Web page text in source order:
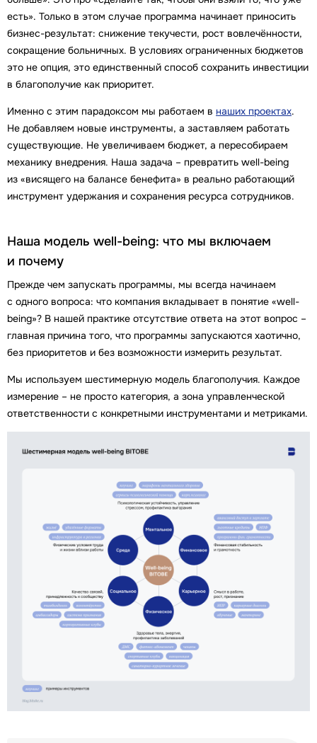
есть». Только в этом случае программа начинает приносить
бизнес-результат: снижение текучести, рост вовлечённости,
сокращение больничных. В условиях ограниченных бюджетов
это не опция, это единственный способ сохранить инвестиции
в благополучие как приоритет.
Именно с этим парадоксом мы работаем в наших проектах.
Не добавляем новые инструменты, а заставляем работать
существующие. Не увеличиваем бюджет, а пересобираем
механику внедрения. Наша задача – превратить well-being
из «висящего на балансе бенефита» в реально работающий
инструмент удержания и сохранения ресурса сотрудников.
Наша модель well-being: что мы включаем
и почему
Прежде чем запускать программы, мы всегда начинаем
с одного вопроса: что компания вкладывает в понятие «well-
being»? В нашей практике отсутствие ответа на этот вопрос –
главная причина того, что программы запускаются хаотично,
без приоритетов и без возможности измерить результат.
Мы используем шестимерную модель благополучия. Каждое
измерение – не просто категория, а зона управленческой
ответственности с конкретными инструментами и метриками.